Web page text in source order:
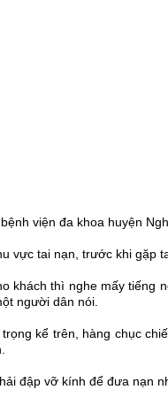
viện đa khoa huyện
vực tai nạn, trước khi gặp
khách thì nghe mấy tiếng
người dân nói.
kể trên, hàng chục
đập vỡ kính để đưa nạn